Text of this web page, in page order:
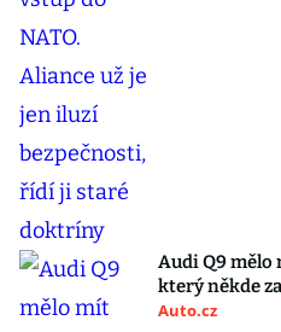
Audi Q9
který někde
Auto.cz